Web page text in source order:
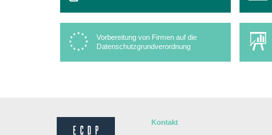
Vorbereitung von Firmen auf die
Datenschutzgrundverordnung
Kontakt